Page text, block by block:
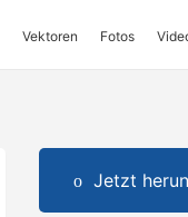
Vektoren Fotos
Jetzt